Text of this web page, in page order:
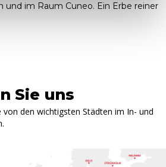
und im Raum Cuneo. Ein Erbe reiner
Sie uns
von den wichtigsten Städten im In- und